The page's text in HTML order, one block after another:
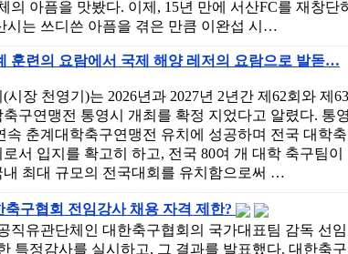
의 아픔을 맛봤다. 이제, 15년 만에 서산FC를 재창단
시는 쓰디쓴 아픔을 겪은 만큼 이완섭 시…
훈련의 요람에서 국제 해양 레저의 요람으로 발돋…
시장 천영기)는 2026년과 2027년 2년간 제62회와 제63
구연맹전 통영시 개최를 확정 지었다고 알렸다. 통
속 춘계대학축구연맹전 유치에 성공하며 전국 대학축
서 입지를 확고히 하고, 전국 80여 개 대학 축구팀이
내 최대 규모의 전국대회를 유치함으로써 …
축구협회 전임강사 채용 자격 제한?
직유관단체인 대한축구협회의 국가대표팀 감독 선임
특정감사를 실시하고, 그 결과를 발표했다. 대한축구